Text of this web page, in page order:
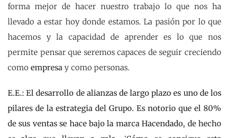
forma mejor de hacer nuestro trabajo lo que nos ha
llevado a estar hoy donde estamos. La pasión por lo que
hacemos y la capacidad de aprender es lo que nos
permite pensar que seremos capaces de seguir creciendo
como empresa y como personas.
E.E.: El desarrollo de alianzas de largo plazo es uno de los
pilares de la estrategia del Grupo. Es notorio que el 80%
de sus ventas se hace bajo la marca Hacendado, de hecho